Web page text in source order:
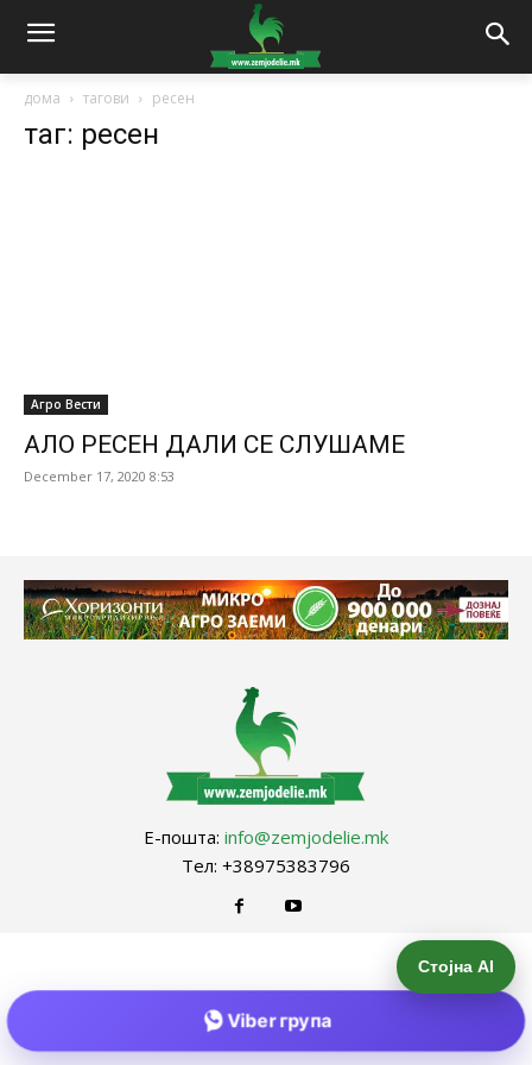
дома тагови ресен
таг: ресен
Агро Вести
АЛО РЕСЕН ДАЛИ СЕ СЛУШАМЕ
December 17, 2020 8:53
Е-пошта: info@zemjodelie.mk
Тел: +38975383796
Стојна AI
Viber група